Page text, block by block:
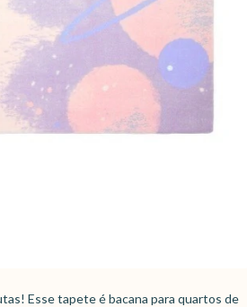
Esse tapete é bacana para quartos de